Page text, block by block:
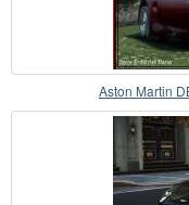
Aston Martin